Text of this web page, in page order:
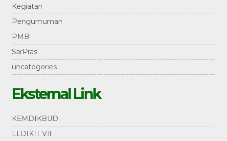
Kegiatan
Pengumuman
PMB
SarPras
uncategories
Eksternal Link
KEMDIKBUD
LLDIKTI VII